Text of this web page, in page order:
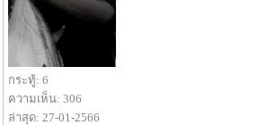
กระทู้: 6
ความเห็น: 306
ล่าสุด: 27-01-2566